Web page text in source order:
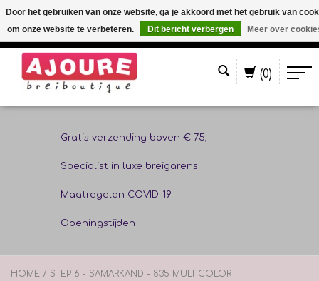
(0)
Gratis verzending boven € 75,-
Specialist in luxe breigarens
Maatregelen COVID-19
Openingstijden
HOME / STEP 6 - SAMARKAND - 835 MULTICOLOR
Door het gebruiken van onze website, ga je akkoord met het gebruik van
om onze website te verbeteren.
Dit bericht verbergen Meer over